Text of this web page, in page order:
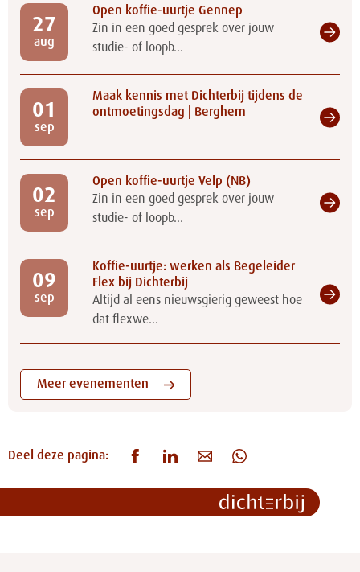
27
aug
Open koffie-uurtje Gennep
Zin in een goed gesprek over jouw
studie- of loopb...
01
sep
Maak kennis met Dichterbij tijdens de
ontmoetingsdag | Berghem
02
sep
Open koffie-uurtje Velp (NB)
Zin in een goed gesprek over jouw
studie- of loopb...
09
sep
Koffie-uurtje: werken als Begeleider
Flex bij Dichterbij
Altijd al eens nieuwsgierig geweest hoe
dat flexwe...
Meer evenementen
Deel deze pagina: